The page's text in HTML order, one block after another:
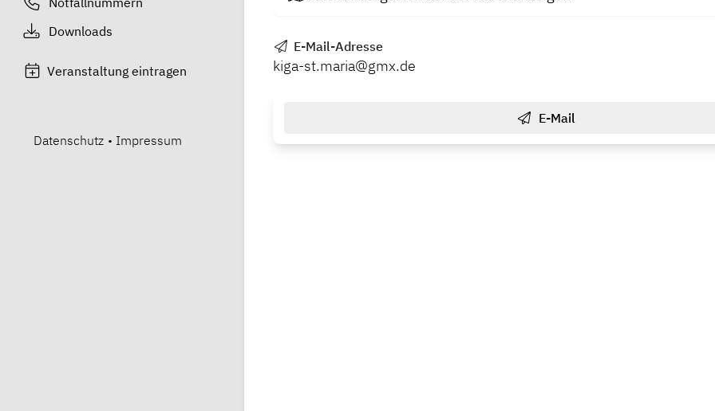
Downloads
Veranstaltung eintragen
Datenschutz • Impressum
E-Mail-Adresse
kiga-st.maria@gmx.de
E-Mail